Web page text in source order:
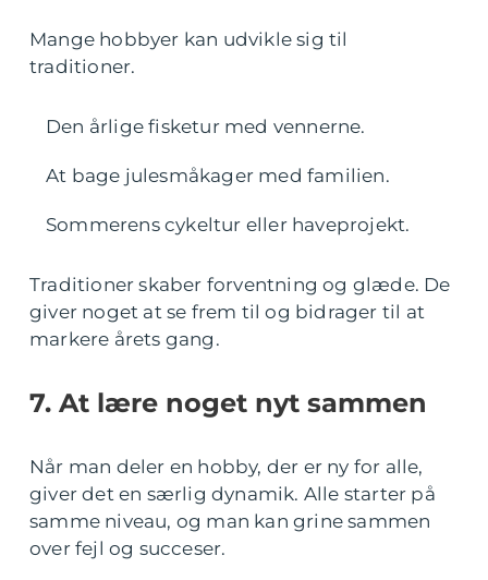
Mange hobbyer kan udvikle sig til
traditioner.
Den årlige fisketur med vennerne.
At bage julesmåkager med familien.
Sommerens cykeltur eller haveprojekt.
Traditioner skaber forventning og glæde. De
giver noget at se frem til og bidrager til at
markere årets gang.
7. At lære noget nyt sammen
Når man deler en hobby, der er ny for alle,
giver det en særlig dynamik. Alle starter på
samme niveau, og man kan grine sammen
over fejl og succeser.